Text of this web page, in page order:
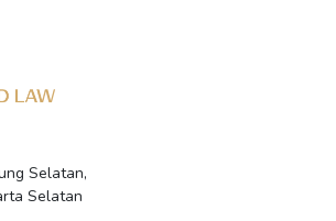
Selatan,
Selatan